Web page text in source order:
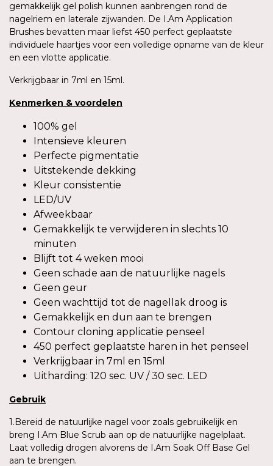
gemakkelijk gel polish kunnen aanbrengen rond de
nagelriem en laterale zijwanden. De I.Am Application
Brushes bevatten maar liefst 450 perfect geplaatste
individuele haartjes voor een volledige opname van de kleur
en een vlotte applicatie.
Verkrijgbaar in 7ml en 15ml.
Kenmerken & voordelen
100% gel
Intensieve kleuren
Perfecte pigmentatie
Uitstekende dekking
Kleur consistentie
LED/UV
Afweekbaar
Gemakkelijk te verwijderen in slechts 10
minuten
Blijft tot 4 weken mooi
Geen schade aan de natuurlijke nagels
Geen geur
Geen wachttijd tot de nagellak droog is
Gemakkelijk en dun aan te brengen
Contour cloning applicatie penseel
450 perfect geplaatste haren in het penseel
Verkrijgbaar in 7ml en 15ml
Uitharding: 120 sec. UV / 30 sec. LED
Gebruik
1.Bereid de natuurlijke nagel voor zoals gebruikelijk en
breng I.Am Blue Scrub aan op de natuurlijke nagelplaat.
Laat volledig drogen alvorens de I.Am Soak Off Base Gel
aan te brengen.